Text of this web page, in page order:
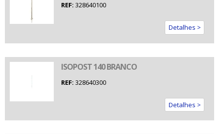
REF: 328640100
Detalhes >
ISOPOST 140 BRANCO
REF: 328640300
Detalhes >